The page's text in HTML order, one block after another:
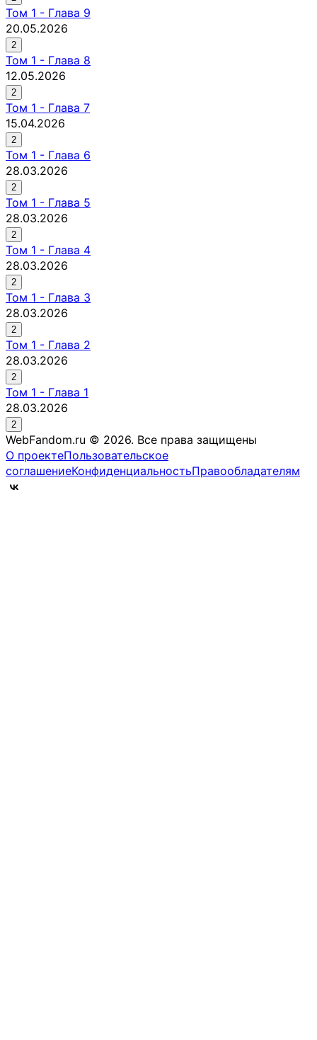
Том 1 - Глава 9
20.05.2026
2
Том 1 - Глава 8
12.05.2026
2
Том 1 - Глава 7
15.04.2026
2
Том 1 - Глава 6
28.03.2026
2
Том 1 - Глава 5
28.03.2026
2
Том 1 - Глава 4
28.03.2026
2
Том 1 - Глава 3
28.03.2026
2
Том 1 - Глава 2
28.03.2026
2
Том 1 - Глава 1
28.03.2026
2
WebFandom.ru © 2026. Все права защищены
О проектеПользовательское
соглашениеКонфиденциальностьПравообладателям